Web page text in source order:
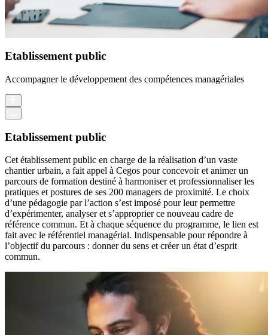
Etablissement public
Accompagner le développement des compétences managériales
Etablissement public
Cet établissement public en charge de la réalisation d’un vaste
chantier urbain, a fait appel à Cegos pour concevoir et animer un
parcours de formation destiné à harmoniser et professionnaliser les
pratiques et postures de ses 200 managers de proximité. Le choix
d’une pédagogie par l’action s’est imposé pour leur permettre
d’expérimenter, analyser et s’approprier ce nouveau cadre de
référence commun. Et à chaque séquence du programme, le lien est
fait avec le référentiel managérial. Indispensable pour répondre à
l’objectif du parcours : donner du sens et créer un état d’esprit
commun.